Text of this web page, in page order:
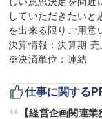
していただきたいと
を出来る限りご用意
決算情報：決算期
※決済単位：連結
仕事に関する
【経営企画関連